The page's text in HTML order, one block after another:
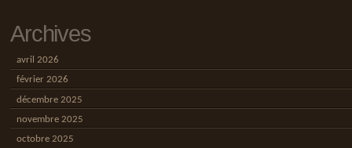
Archives
avril 2026
février 2026
décembre 2025
novembre 2025
octobre 2025